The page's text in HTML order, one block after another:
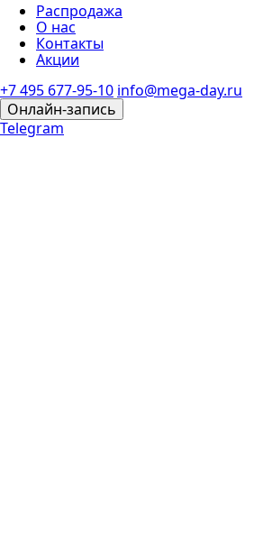
Распродажа
О нас
Контакты
Акции
+7 495 677-95-10 info@mega-day.ru
Онлайн-запись
Telegram